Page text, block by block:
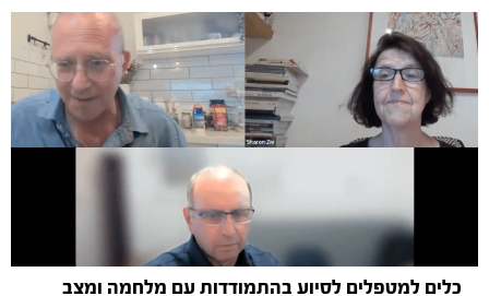
כלים למטפלים לסיוע בהתמודדות עם מלחמה ומצב